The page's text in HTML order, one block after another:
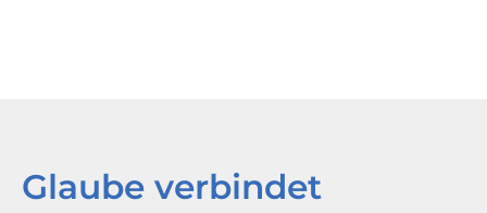
Glaube verbindet